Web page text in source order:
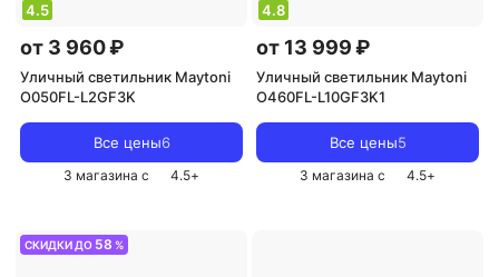
4.5
от 3 960 ₽
Уличный светильник Maytoni
O050FL-L2GF3K
Все цены6
3 магазина с 4.5+
4.8
от 13 999 ₽
Уличный светильник Maytoni
O460FL-L10GF3K1
Все цены5
3 магазина с 4.5+
СКИДКИ ДО 58 %